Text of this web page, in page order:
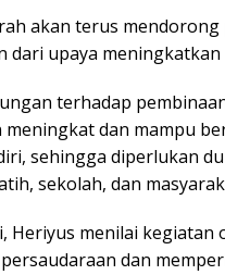
akan terus
dari upaya
terhadap
dan mampu
sehingga diperlukan
sekolah, dan
Heriyus menilai kegiatan
dan